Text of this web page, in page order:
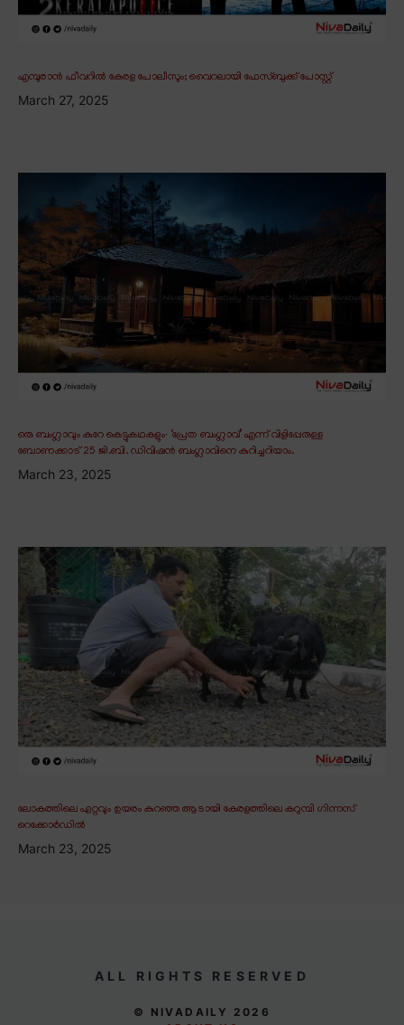
എമ്പുരാൻ ഫീവറിൽ കേരള പോലീസും; വൈറലായി ഫേസ്ബുക്ക് പോസ്റ്റ്
March 27, 2025
ഒരു ബംഗ്ലാവും കുറേ കെട്ടുകഥകളും∙ ‘പ്രേത ബംഗ്ലാവ്’ എന്ന് വിളിപ്പേരുള്ള
ബോണക്കാട് 25 ജി.ബി. ഡിവിഷൻ ബംഗ്ലാവിനെ കുറിച്ചറിയാം.
March 23, 2025
ലോകത്തിലെ ഏറ്റവും ഉയരം കുറഞ്ഞ ആടായി കേരളത്തിലെ കറുമ്പി ഗിന്നസ്
റെക്കോർഡിൽ
March 23, 2025
ALL RIGHTS RESERVED
© NIVADAILY 2026